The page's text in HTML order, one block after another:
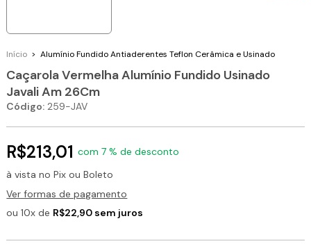
Início > Alumínio Fundido Antiaderentes Teflon Cerâmica e Usinado
Caçarola Vermelha Alumínio Fundido Usinado
Javali Am 26Cm
Código: 259-JAV
R$213,01 com 7 % de desconto
à vista no Pix ou Boleto
Ver formas de pagamento
ou 10x de R$22,90 sem juros